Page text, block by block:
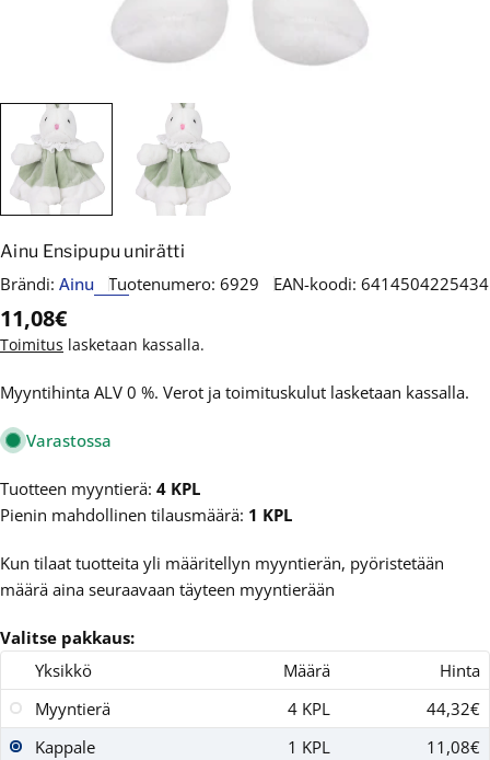
Ainu Ensipupu unirätti
Brändi: Ainu Tuotenumero: 6929 EAN-koodi: 6414504225434
Normaalihinta
11,08€
Toimitus lasketaan kassalla.
Myyntihinta ALV 0 %. Verot ja toimituskulut lasketaan kassalla.
Varastossa
Tuotteen myyntierä: 4 KPL
Pienin mahdollinen tilausmäärä: 1 KPL
Kun tilaat tuotteita yli määritellyn myyntierän, pyöristetään
määrä aina seuraavaan täyteen myyntierään
Valitse pakkaus:
Yksikkö
Määrä
Hinta
Myyntierä
4 KPL
44,32€
Kappale
1 KPL 11,08€